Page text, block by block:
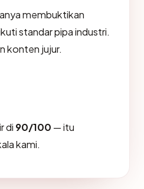
membuktikan
standar pipa industri.
konten jujur.
di 90/100 — itu
kami.